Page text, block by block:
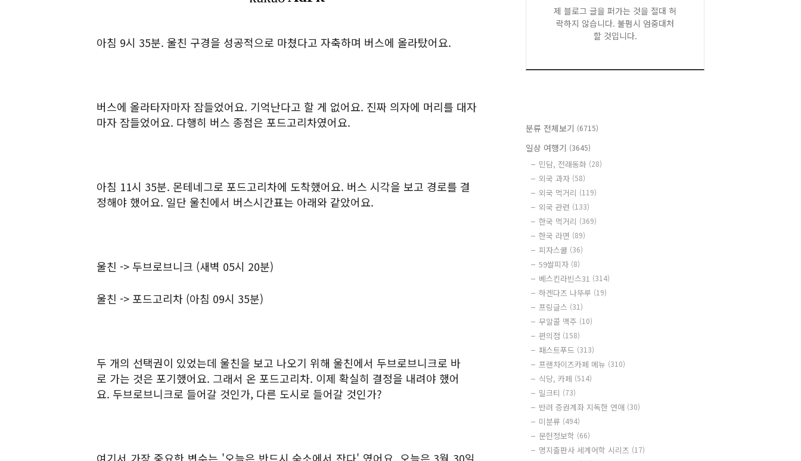
아침 9시 35분. 울친 구경을 성공적으로 마쳤다고 자축하며 버스에 올라탔어요.
버스에 올라타자마자 잠들었어요. 기억난다고 할 게 없어요. 진짜 의자에 머리를 대자
마자 잠들었어요. 다행히 버스 종점은 포드고리차였어요.
아침 11시 35분. 몬테네그로 포드고리차에 도착했어요. 버스 시각을 보고 경로를 결
정해야 했어요. 일단 울친에서 버스시간표는 아래와 같았어요.
울친 -> 두브로브니크 (새벽 05시 20분)
울친 -> 포드고리차 (아침 09시 35분)
두 개의 선택권이 있었는데 울친을 보고 나오기 위해 울친에서 두브로브니크로 바
로 가는 것은 포기했어요. 그래서 온 포드고리차. 이제 확실히 결정을 내려야 했어
요. 두브로브니크로 들어갈 것인가, 다른 도시로 들어갈 것인가?
제 블로그 글을 퍼가는 것을 절대 허
락하지 않습니다. 불펌시 엄중대처
할 것입니다.
분류 전체보기 (6715)
일상 여행기 (3645)
민담, 전래동화 (28)
외국 과자 (58)
외국 먹거리 (119)
외국 관련 (133)
한국 먹거리 (369)
한국 라면 (89)
피자스쿨 (36)
59쌀피자 (8)
베스킨라빈스31 (314)
하겐다즈 나뚜루 (19)
프링글스 (31)
무알콜 맥주 (10)
편의점 (158)
패스트푸드 (313)
프랜차이즈카페 메뉴 (310)
식당, 카페 (514)
밀크티 (73)
반려 증권계좌 지독한 연애 (30)
미분류 (494)
문헌정보학 (66)
명지출판사 세계어학 시리즈 (17)